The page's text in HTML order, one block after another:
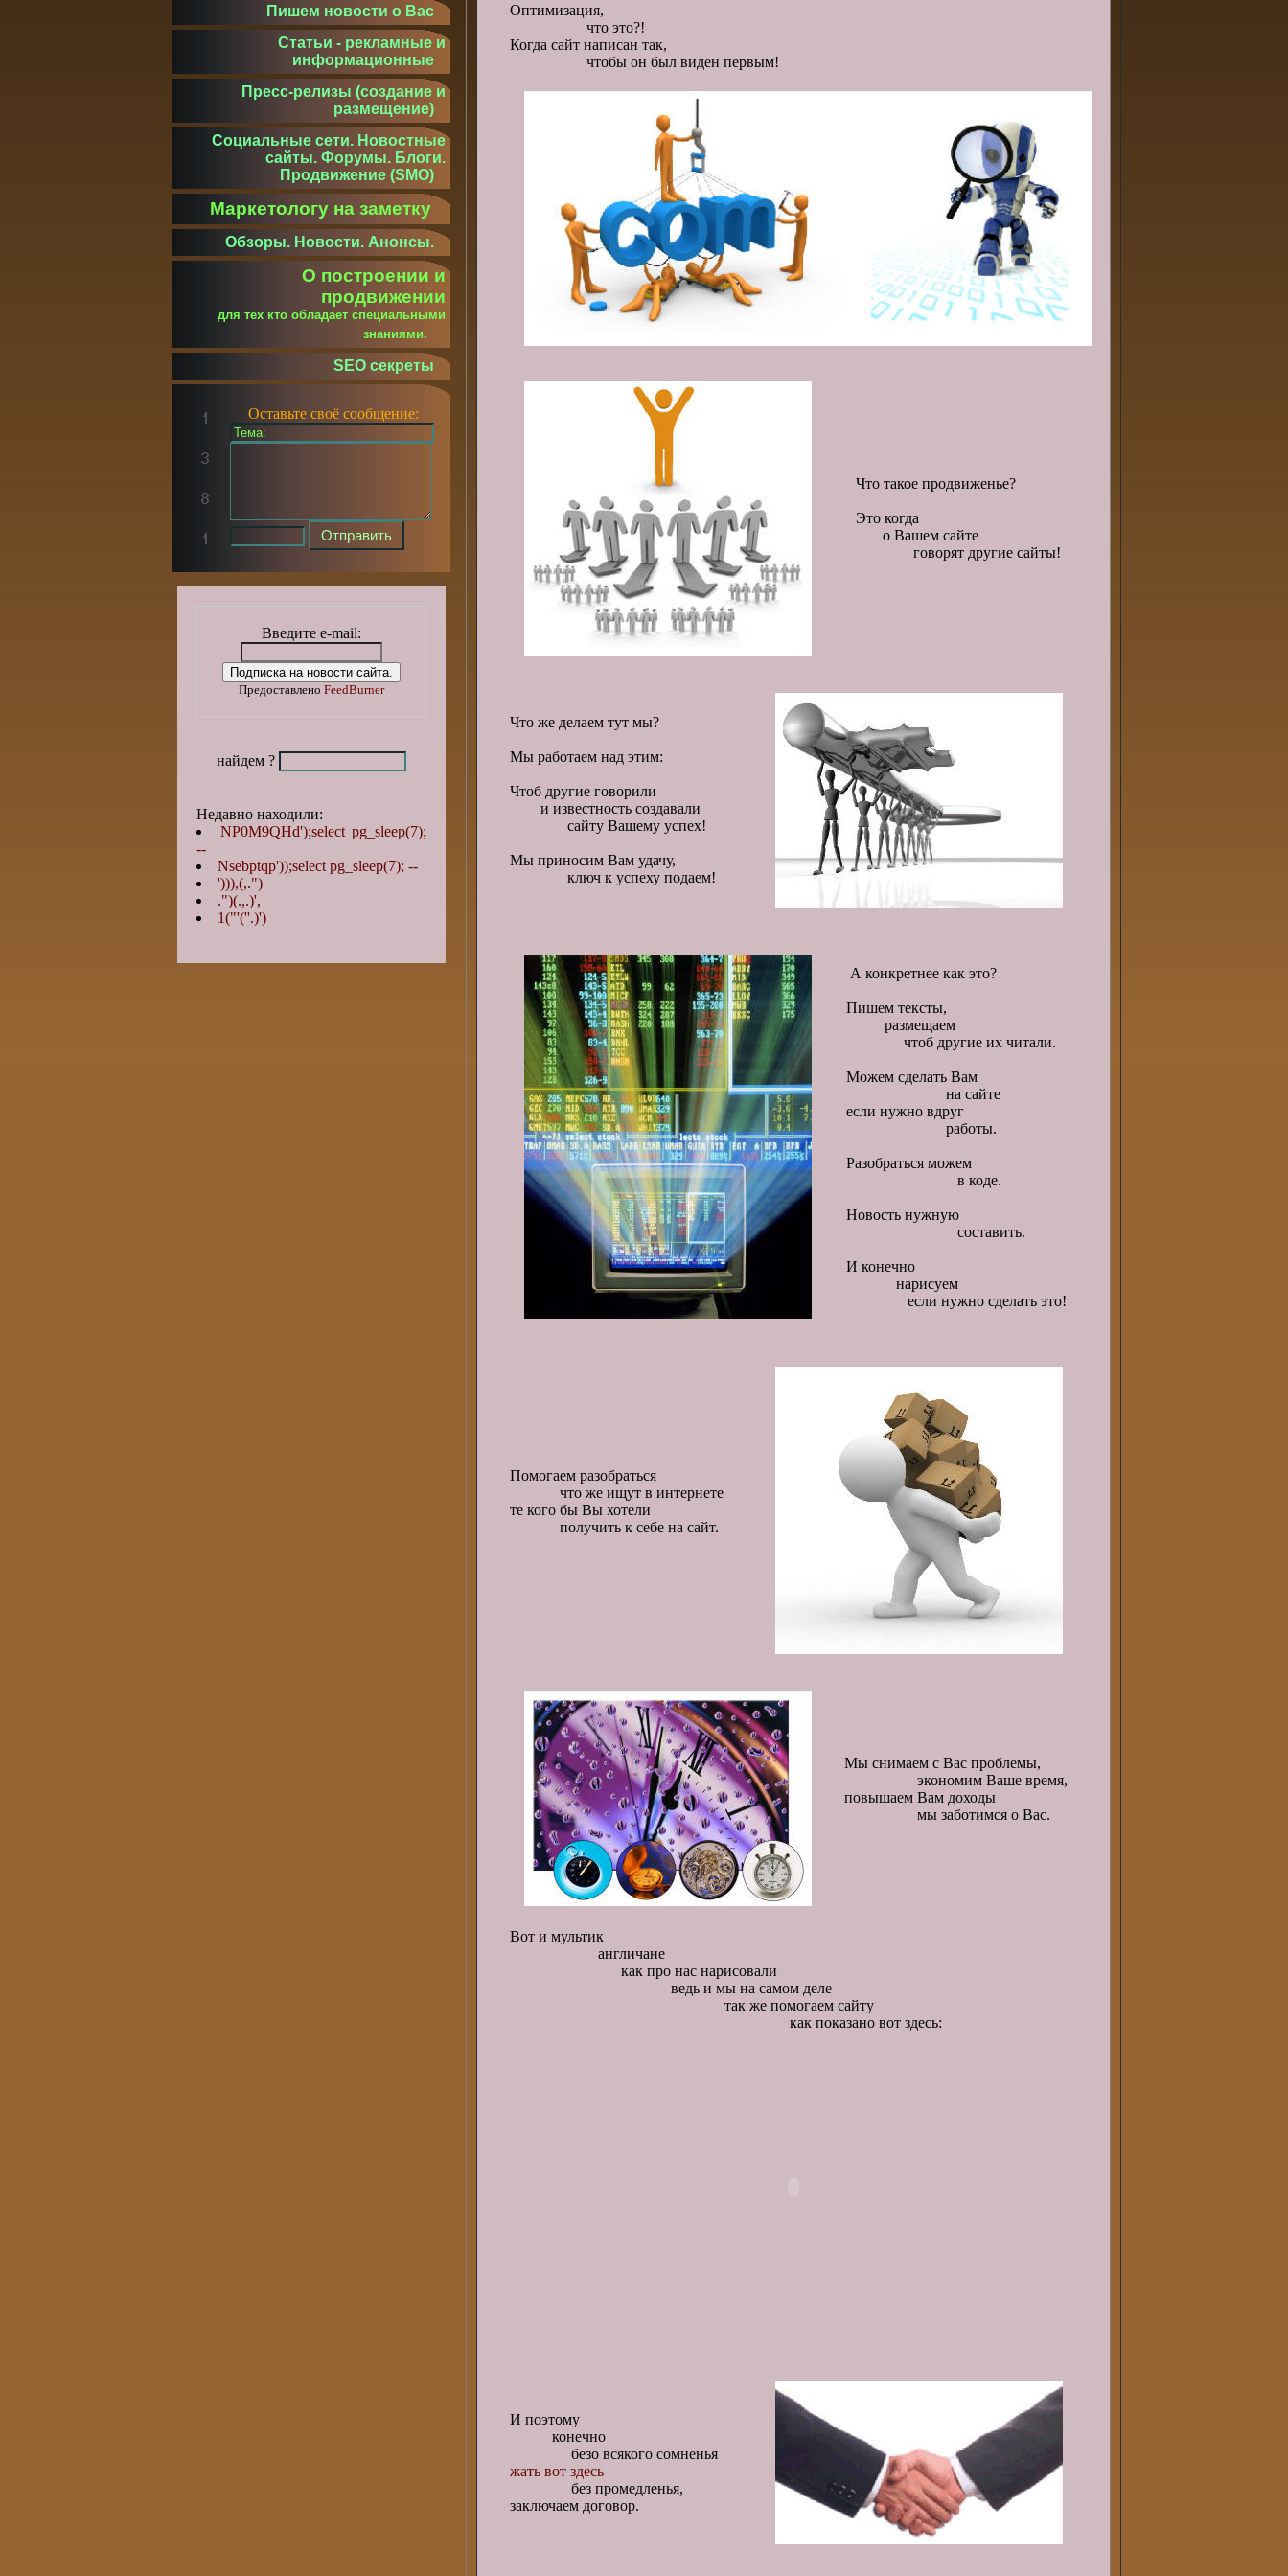
Оптимизация,
что это?!
Когда сайт написан так,
чтобы он был виден первым!
Что такое продвиженье?
Это когда
о Вашем сайте
говорят другие сайты!
Что же делаем тут мы?
Мы работаем над этим:
Чтоб другие говорили
и известность создавали
сайту Вашему успех!
Мы приносим Вам удачу,
ключ к успеху подаем!
А конкретнее как это?
Пишем тексты,
размещаем
чтоб другие их читали.
Можем сделать Вам
на сайте
если нужно вдруг
работы.
Разобраться можем
в коде.
Новость нужную
составить.
И конечно
нарисуем
если нужно сделать это!
Помогаем разобраться
что же ищут в интернете
те кого бы Вы хотели
получить к себе на сайт.
Мы снимаем с Вас проблемы,
экономим Ваше время,
повышаем Вам доходы
мы заботимся о Вас.
Вот и мультик
англичане
как про нас нарисовали
ведь и мы на самом деле
так же помогаем сайту
как показано вот здесь:
И поэтому
конечно
безо всякого сомненья
жать вот здесь
без промедленья,
заключаем договор.
Пишем новости о Вас
Статьи - рекламные и
информационные
Пресс-релизы (создание и
размещение)
Социальные сети. Новостные
сайты. Форумы. Блоги.
Продвижение (SMO)
Маркетологу на заметку
Обзоры. Новости. Анонсы.
О построении и
продвижении
для тех кто обладает специальными
знаниями.
SEO секреты
Оставьте своё сообщение:
Введите e-mail:
Предоставлено FeedBurner
найдем ?
Недавно находили:
NP0M9QHd');select pg_sleep(7);
--
Nsebptqp'));select pg_sleep(7); --
'))),(,.")
.")(.,.)',
1("'(''.)')